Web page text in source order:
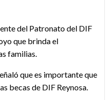
del Patronato del DIF
que brinda el
familias.
que es importante que
becas de DIF Reynosa.